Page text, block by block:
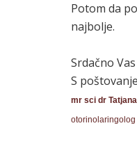
Potom da
najbolje.
Srdačno
S
mr sci dr
otorinolaringolog